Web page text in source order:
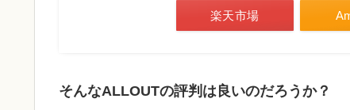
楽天市場
そんなALLOUTの評判は良いのだろうか？